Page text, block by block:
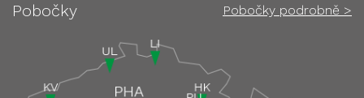
Pobočky Pobočky podrobně >